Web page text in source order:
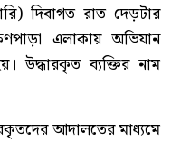
দিবাগত রাত দেড়টার
এলাকায় অভিযান
উদ্ধারকৃত ব্যক্তির নাম
আদালতের মাধ্যমে